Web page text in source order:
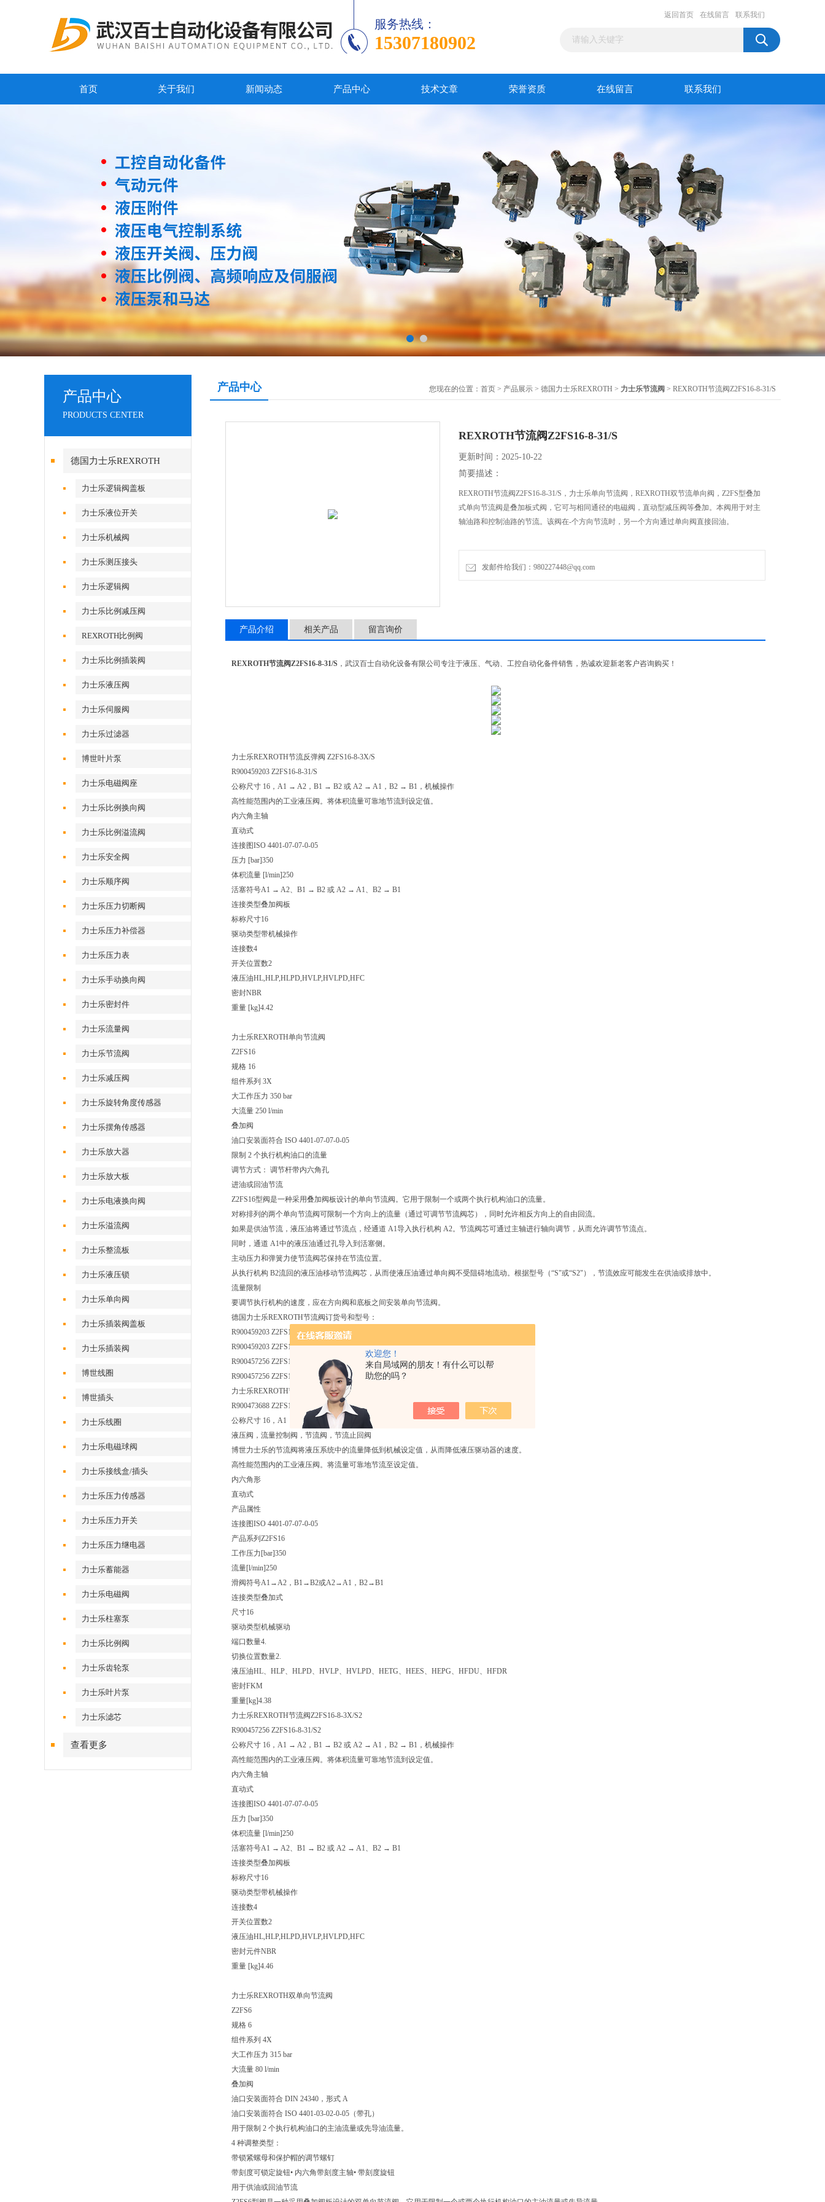
欢迎您！
来自局域网的朋友！有什么可以帮
助您的吗？
服务热线：
15307180902
返回首页 在线留言 联系我们
首页 关于我们 新闻动态 产品中心 技术文章 荣誉资质 在线留言 联系我们
产品中心
PRODUCTS CENTER
德国力士乐REXROTH
力士乐逻辑阀盖板
力士乐液位开关
力士乐机械阀
力士乐测压接头
力士乐逻辑阀
力士乐比例减压阀
REXROTH比例阀
力士乐比例插装阀
力士乐液压阀
力士乐伺服阀
力士乐过滤器
博世叶片泵
力士乐电磁阀座
力士乐比例换向阀
力士乐比例溢流阀
力士乐安全阀
力士乐顺序阀
力士乐压力切断阀
力士乐压力补偿器
力士乐压力表
力士乐手动换向阀
力士乐密封件
力士乐流量阀
力士乐节流阀
力士乐减压阀
力士乐旋转角度传感器
力士乐摆角传感器
力士乐放大器
力士乐放大板
力士乐电液换向阀
力士乐溢流阀
力士乐整流板
力士乐液压锁
力士乐单向阀
力士乐插装阀盖板
力士乐插装阀
博世线圈
博世插头
力士乐线圈
力士乐电磁球阀
力士乐接线盒/插头
力士乐压力传感器
力士乐压力开关
力士乐压力继电器
力士乐蓄能器
力士乐电磁阀
力士乐柱塞泵
力士乐比例阀
力士乐齿轮泵
力士乐叶片泵
力士乐滤芯
查看更多
产品中心 您现在的位置： 首页 > 产品展示 > 德国力士乐REXROTH > 力士乐节流阀 > REXROTH节流阀Z2FS16-8-31/S
REXROTH节流阀Z2FS16-8-31/S
更新时间：2025-10-22
简要描述：
REXROTH节流阀Z2FS16-8-31/S，力士乐单向节流阀，REXROTH双节流单向阀，Z2FS型叠加
式单向节流阀是叠加板式阀，它可与相同通径的电磁阀，直动型减压阀等叠加。本阀用于对主
轴油路和控制油路的节流。该阀在-个方向节流时，另一个方向通过单向阀直接回油。
发邮件给我们：980227448@qq.com
产品介绍 相关产品 留言询价
REXROTH节流阀Z2FS16-8-31/S ，武汉百士自动化设备有限公司专注于液压、气动、工控自动化备件销售，热诚欢迎新老客户咨询购买！
力士乐REXROTH节流反弹阀 Z2FS16-8-3X/S
R900459203 Z2FS16-8-31/S
公称尺寸 16，A1 → A2，B1 → B2 或 A2 → A1，B2 → B1，机械操作
高性能范围内的工业液压阀。将体积流量可靠地节流到设定值。
内六角主轴
直动式
连接图ISO 4401-07-07-0-05
压力 [bar]350
体积流量 [l/min]250
活塞符号A1 → A2、B1 → B2 或 A2 → A1、B2 → B1
连接类型叠加阀板
标称尺寸16
驱动类型带机械操作
连接数4
开关位置数2
液压油HL,HLP,HLPD,HVLP,HVLPD,HFC
密封NBR
重量 [kg]4.42
力士乐REXROTH单向节流阀
Z2FS16
规格 16
组件系列 3X
大工作压力 350 bar
大流量 250 l/min
叠加阀
油口安装面符合 ISO 4401-07-07-0-05
限制 2 个执行机构油口的流量
调节方式： 调节杆带内六角孔
进油或回油节流
Z2FS16型阀是一种采用叠加阀板设计的单向节流阀。它用于限制一个或两个执行机构油口的流量。
对称排列的两个单向节流阀可限制一个方向上的流量（通过可调节节流阀芯），同时允许相反方向上的自由回流。
如果是供油节流，液压油将通过节流点，经通道 A1导入执行机构 A2。节流阀芯可通过主轴进行轴向调节，从而允许调节节流点。
同时，通道 A1中的液压油通过孔导入到活塞侧。
主动压力和弹簧力使节流阀芯保持在节流位置。
从执行机构 B2流回的液压油移动节流阀芯，从而使液压油通过单向阀不受阻碍地流动。根据型号（“S"或“S2"），节流效应可能发生在供油或排放中。
流量限制
要调节执行机构的速度，应在方向阀和底板之间安装单向节流阀。
德国力士乐REXROTH节流阀订货号和型号：
R900459203 Z2FS16-8-3X/S
R900459203 Z2FS16-8-31/S
R900457256 Z2FS16-8-31/S2
R900457256 Z2FS16-8-3X/S2
力士乐REXROTH节流反弹阀
R900473688 Z2FS16-8-3X/S2V
公称尺寸 16，A1 → A2，B1 → B2 或 A2 → A1，B2 → B1，机械操作
液压阀，流量控制阀，节流阀，节流止回阀
博世力士乐的节流阀将液压系统中的流量降低到机械设定值，从而降低液压驱动器的速度。
高性能范围内的工业液压阀。将流量可靠地节流至设定值。
内六角形
直动式
产品属性
连接图ISO 4401-07-07-0-05
产品系列 Z2FS16
工作压力[bar]350
流量[l/min]250
滑阀符号A1→A2，B1→B2或A2→A1，B2→B1
连接类型叠加式
尺寸16
驱动类型机械驱动
端口数量4.
切换位置数量2.
液压油HL、HLP、HLPD、HVLP、HVLPD、HETG、HEES、HEPG、HFDU、HFDR
密封FKM
重量[kg]4.38
力士乐REXROTH节流阀Z2FS16-8-3X/S2
R900457256 Z2FS16-8-31/S2
公称尺寸 16，A1 → A2，B1 → B2 或 A2 → A1，B2 → B1，机械操作
高性能范围内的工业液压阀。将体积流量可靠地节流到设定值。
内六角主轴
直动式
连接图ISO 4401-07-07-0-05
压力 [bar]350
体积流量 [l/min]250
活塞符号A1 → A2、B1 → B2 或 A2 → A1、B2 → B1
连接类型叠加阀板
标称尺寸16
驱动类型带机械操作
连接数4
开关位置数2
液压油HL,HLP,HLPD,HVLP,HVLPD,HFC
密封元件NBR
重量 [kg]4.46
力士乐REXROTH双单向节流阀
Z2FS6
规格 6
组件系列 4X
大工作压力 315 bar
大流量 80 l/min
叠加阀
油口安装面符合 DIN 24340，形式 A
油口安装面符合 ISO 4401-03-02-0-05（带孔）
用于限制 2 个执行机构油口的主油流量或先导油流量。
4 种调整类型：
带锁紧螺母和保护帽的调节螺钉
带刻度可锁定旋钮• 内六角带刻度主轴• 带刻度旋钮
用于供油或回油节流